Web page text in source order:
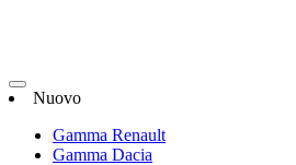
Nuovo
Gamma Renault
Gamma Dacia